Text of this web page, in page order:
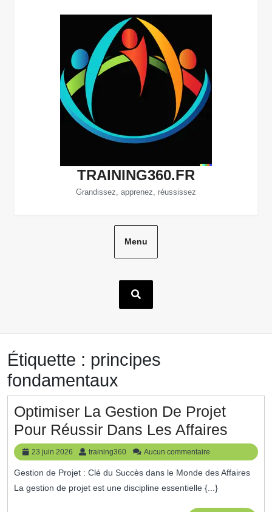
TRAINING360.FR
Grandissez, apprenez, réussissez
Menu
Étiquette : principes
fondamentaux
Optimiser La Gestion De Projet
Pour Réussir Dans Les Affaires
La
23 juin 2026
23
juin
2026
training360 training360
Aucun commentaire
Gestion de Projet : Clé du Succès dans le Monde des Affaires
La gestion de projet est une discipline essentielle {...}